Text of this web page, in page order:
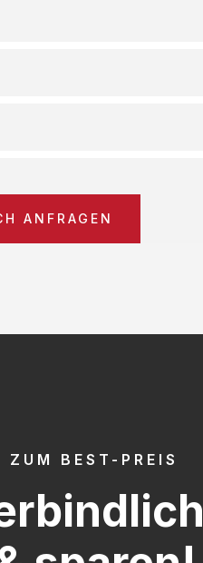
ANFRAGEN
ZUM BEST-PREIS